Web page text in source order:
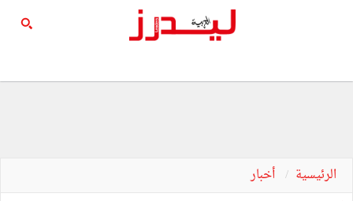
الرئيسية أخبار